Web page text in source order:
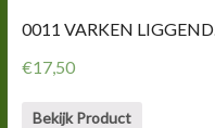
0011 VARKEN LIGGEND.
€17,50
Bekijk Product